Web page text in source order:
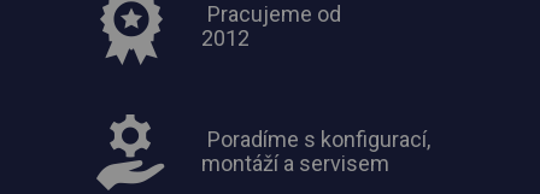
Pracujeme od
2012
Poradíme s konfigurací,
montáží a servisem